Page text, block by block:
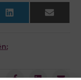
LinkedIn Email